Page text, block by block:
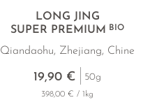
LONG JING
SUPER PREMIUM
BIO
Qiandaohu, Zhejiang, Chine
19,90 € 50g
398,00 € / 1kg